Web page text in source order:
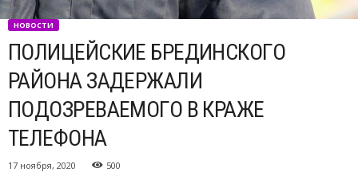
НОВОСТИ
ПОЛИЦЕЙСКИЕ БРЕДИНСКОГО
РАЙОНА ЗАДЕРЖАЛИ
ПОДОЗРЕВАЕМОГО В КРАЖЕ
ТЕЛЕФОНА
17 ноября, 2020 500